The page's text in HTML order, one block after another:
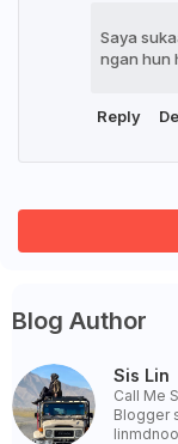
Saya
ngan hun
Reply
Blog Author
Sis Lin
Call Me
Blogger